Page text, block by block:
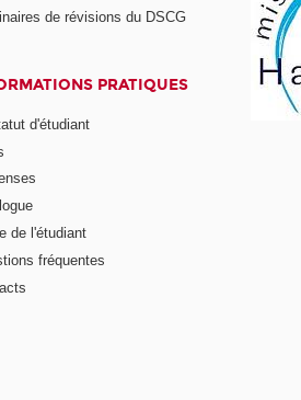
de révisions du DSCG
PRATIQUES
d'étudiant
de l'étudiant
fréquentes